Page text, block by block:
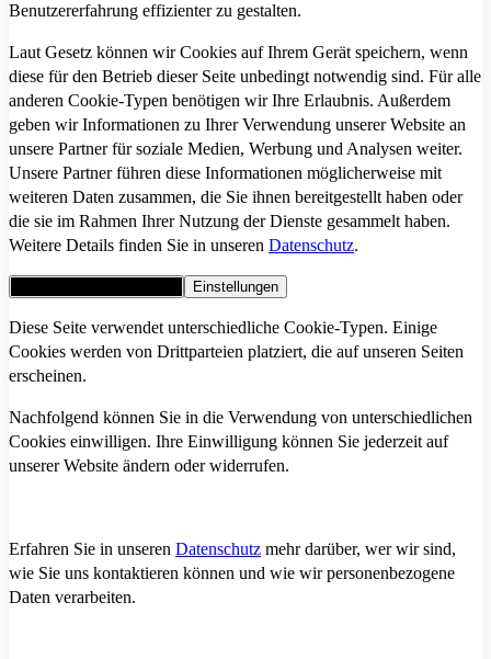
Benutzererfahrung effizienter zu gestalten.
Laut Gesetz können wir Cookies auf Ihrem Gerät speichern, wenn
diese für den Betrieb dieser Seite unbedingt notwendig sind. Für alle
anderen Cookie-Typen benötigen wir Ihre Erlaubnis. Außerdem
geben wir Informationen zu Ihrer Verwendung unserer Website an
unsere Partner für soziale Medien, Werbung und Analysen weiter.
Unsere Partner führen diese Informationen möglicherweise mit
weiteren Daten zusammen, die Sie ihnen bereitgestellt haben oder
die sie im Rahmen Ihrer Nutzung der Dienste gesammelt haben.
Weitere Details finden Sie in unseren Datenschutz.
Einstellungen
Diese Seite verwendet unterschiedliche Cookie-Typen. Einige
Cookies werden von Drittparteien platziert, die auf unseren Seiten
erscheinen.
Nachfolgend können Sie in die Verwendung von unterschiedlichen
Cookies einwilligen. Ihre Einwilligung können Sie jederzeit auf
unserer Website ändern oder widerrufen.
Erfahren Sie in unseren Datenschutz mehr darüber, wer wir sind,
wie Sie uns kontaktieren können und wie wir personenbezogene
Daten verarbeiten.